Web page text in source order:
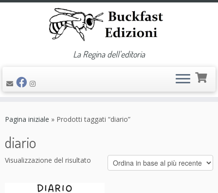
La Regina dell'editoria
Pagina iniziale » Prodotti taggati “diario”
diario
Visualizzazione del risultato